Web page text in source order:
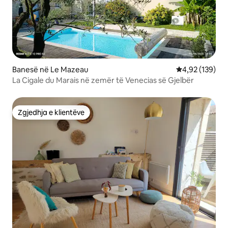
Banesë në Le Mazeau Vlerësimi
4,92 (139)
La Cigale du Marais në zemër të Venecias së Gjelbër
Zgjedhja e klientëve
Zgjedhja e klientëve